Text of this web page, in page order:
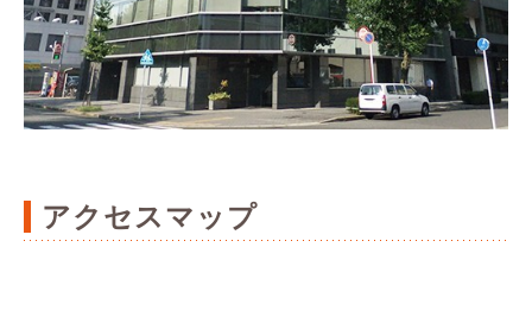
アクセスマップ